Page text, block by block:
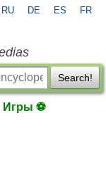
RU DE ES FR
Search!
Игры ⚽